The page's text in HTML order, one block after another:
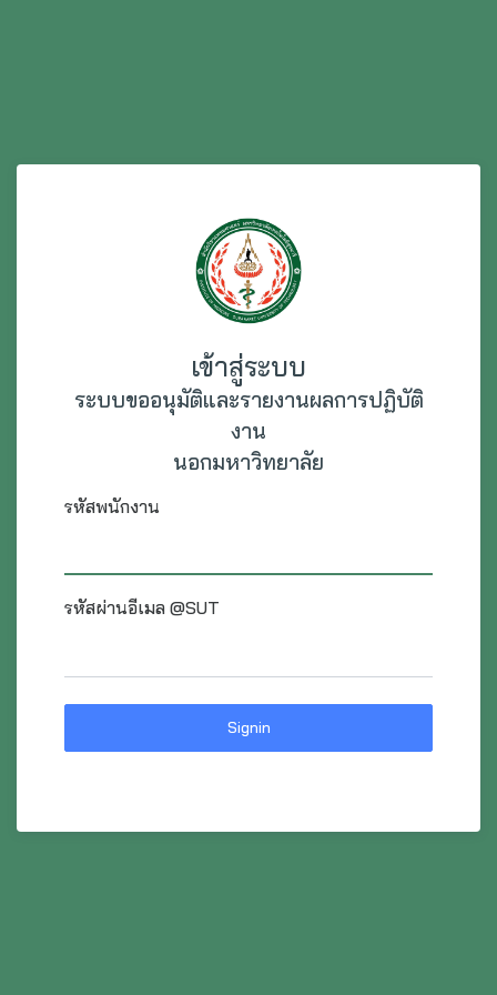
เข้าสู่ระบบ
ระบบขออนุมัติและรายงานผลการปฏิบัติ
งาน
นอกมหาวิทยาลัย
รหัสพนักงาน
รหัสผ่านอีเมล @SUT
Signin